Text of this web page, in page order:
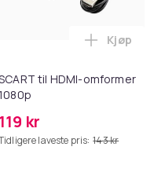
6-rørs fotpedal
til HDMI-omformer
119 kr
laveste pris: 143 kr
Legg
Kjøp